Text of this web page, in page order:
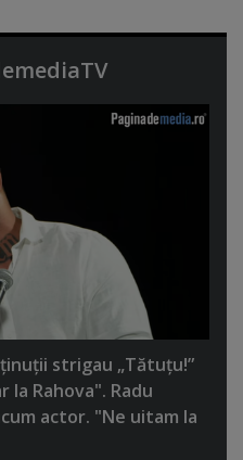
strigau „Tătuţu!”
la Rahova". Radu
actor. "Ne uitam la